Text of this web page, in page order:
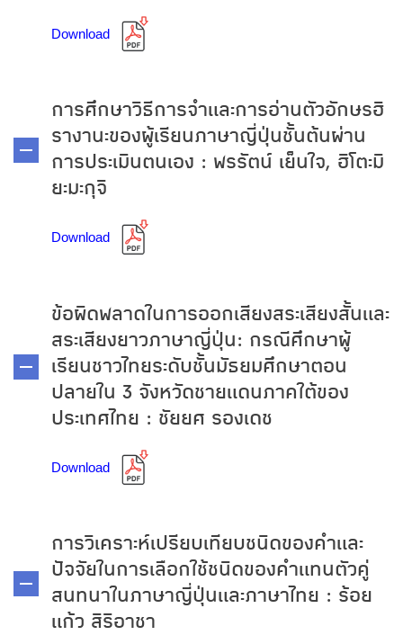
Download
การศึกษาวิธีการจำและการอ่านตัวอักษรฮิ
รางานะของผู้เรียนภาษาญี่ปุ่นชั้นต้นผ่าน
การประเมินตนเอง : พรรัตน์ เย็นใจ, ฮิโตะมิ
ยะมะกุจิ
Download
ข้อผิดพลาดในการออกเสียงสระเสียงสั้นและ
สระเสียงยาวภาษาญี่ปุ่น: กรณีศึกษาผู้
เรียนชาวไทยระดับชั้นมัธยมศึกษาตอน
ปลายใน 3 จังหวัดชายแดนภาคใต้ของ
ประเทศไทย : ชัยยศ รองเดช
Download
การวิเคราะห์เปรียบเทียบชนิดของคำและ
ปัจจัยในการเลือกใช้ชนิดของคำแทนตัวคู่
สนทนาในภาษาญี่ปุ่นและภาษาไทย : ร้อย
แก้ว สิริอาชา